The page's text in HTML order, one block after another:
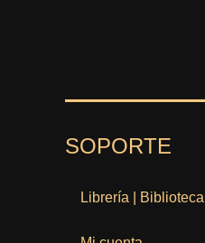
SOPORTE
Librería | Biblioteca